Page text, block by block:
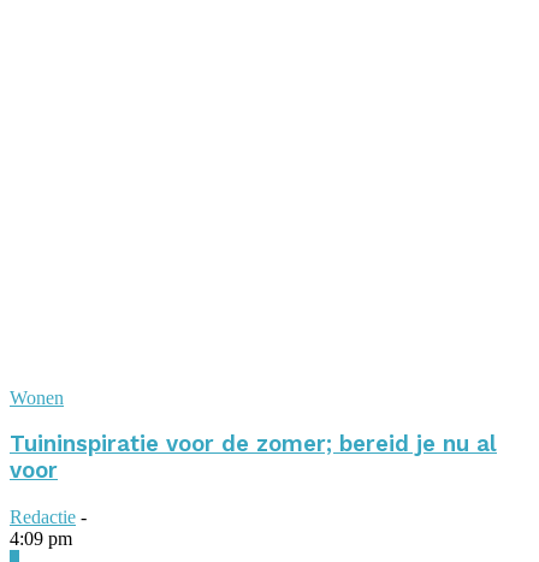
Wonen
Tuininspiratie voor de zomer; bereid je nu al
voor
Redactie -
4:09 pm